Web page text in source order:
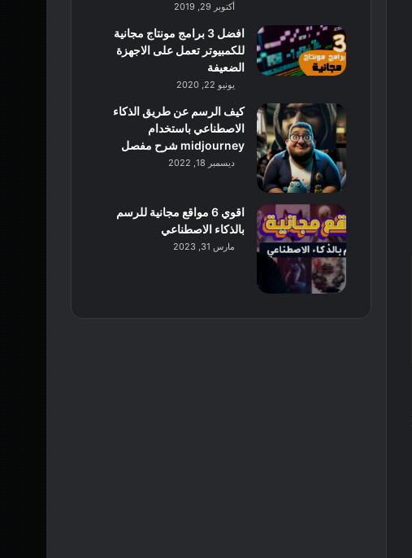
أكتوبر 29, 2019
افضل 3 برامج مونتاج مجانية
للكمبيوتر تعمل على الاجهزة
الضعيفة
يونيو 22, 2020
كيف الرسم عن طريق الذكاء
الاصطناعي باستخدام
midjourney شرح مفصل
ديسمبر 18, 2022
اقوي 6 مواقع مجانية للرسم
بالذكاء الاصطناعي
مارس 31, 2023